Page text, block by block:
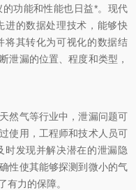
功能和性能也日益*。现代
进的数据处理技术，能够快
将其转化为可视化的数据结
泄漏的位置、程度和类型，
气等行业中，泄漏问题可
使用，工程师和技术人员可
时发现并解决潜在的泄漏隐
性使其能够探测到微小的气
有力的保障。